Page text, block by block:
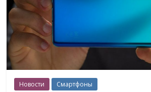
Новости Смартфоны